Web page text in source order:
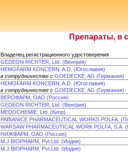
Препараты, в
Владелец регистрационного удостоверения
GEDEON RICHTER, Ltd. (Венгрия)
HEMOFARM KONCERN, A.D. (Югославия)
в сотрудничестве с GOEDECKE, AG (Германия)
HEMOFARM KONCERN, A.D. (Югославия)
в сотрудничестве с GOEDECKE, AG (Германия)
ВЕРОФАРМ, ОАО (Россия)
GEDEON RICHTER, Ltd. (Венгрия)
MEDOCHEMIE, Ltd. (Кипр)
PABIANICE PHARMACEUTICAL WORKS POLFA,
WARSAW PHARMACEUTICAL WORK POLFA, S.A.
НИЖФАРМ, ОАО (Россия)
M.J.BIOPHARM, Pvt.Ltd. (Индия)
M.J.BIOPHARM, Pvt.Ltd. (Индия)